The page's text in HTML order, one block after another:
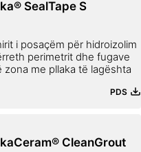
SealTape S
i posaçëm për hidroizolim
perimetrit dhe fugave
zona me pllaka të lagështa
PDS
CleanGrout